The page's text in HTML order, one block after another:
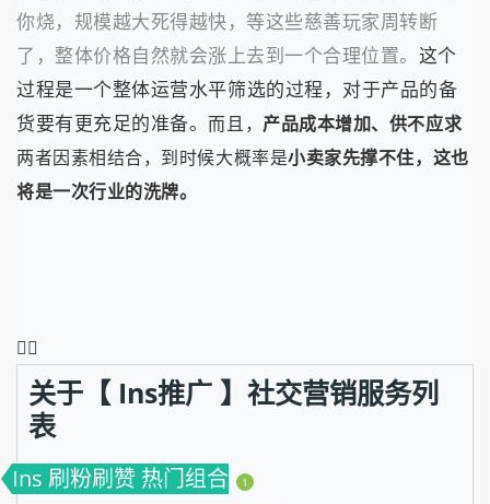
你烧，规模越大死得越快，等这些慈善玩家周转断
了，整体价格自然就会涨上去到一个合理位置。 这个
过程是一个整体运营水平筛选的过程，对于产品的备
货要有更充足的准备。而且， 产品成本增加、供不应求
两者因素相结合，到时候大概率是小卖家先撑不住，这也
将是一次行业的洗牌。
❤️‍🔥
关于【 Ins推广 】社交营销服务列
表
Ins 刷粉刷赞 热门组合 1